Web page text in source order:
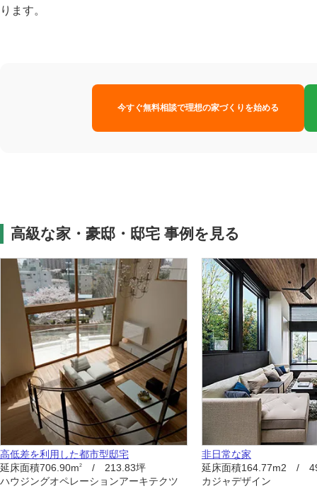
ります。
今すぐ無料相談で理想の家づくりを始める
高級な家・豪邸・邸宅 事例を見る
高低差を利用した都市型邸宅
延床面積706.90m2
/ 213.83坪
ハウジングオペレーションアーキテクツ
非日常な家
延床面積164.77m2 /
カジャデザイン